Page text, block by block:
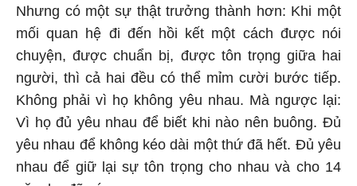
Nhưng có một sự thật trưởng thành hơn: Khi một
mối quan hệ đi đến hồi kết một cách được nói
chuyện, được chuẩn bị, được tôn trọng giữa hai
người, thì cả hai đều có thể mỉm cười bước tiếp.
Không phải vì họ không yêu nhau. Mà ngược lại:
Vì họ đủ yêu nhau để biết khi nào nên buông. Đủ
yêu nhau để không kéo dài một thứ đã hết. Đủ yêu
nhau để giữ lại sự tôn trọng cho nhau và cho 14